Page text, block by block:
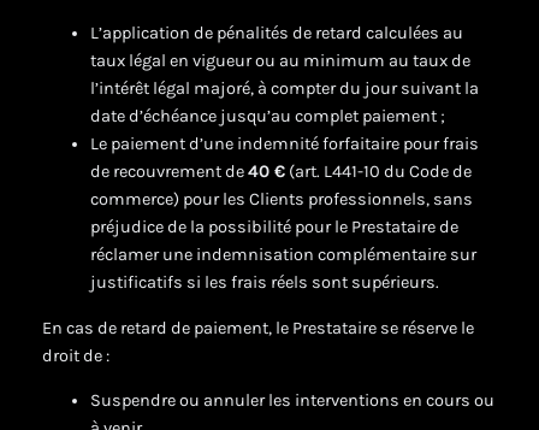
L’application de pénalités de retard calculées au
taux légal en vigueur ou au minimum au taux de
l’intérêt légal majoré, à compter du jour suivant la
date d’échéance jusqu’au complet paiement ;
Le paiement d’une indemnité forfaitaire pour frais
de recouvrement de40 €(art. L441-10 du Code de
commerce) pour les Clients professionnels, sans
préjudice de la possibilité pour le Prestataire de
réclamer une indemnisation complémentaire sur
justificatifs si les frais réels sont supérieurs.
En cas de retard de paiement, le Prestataire se réserve le
droit de :
Suspendre ou annuler les interventions en cours ou